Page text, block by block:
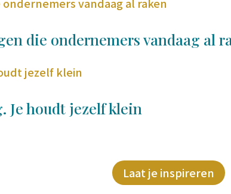
die ondernemers vandaag al
Je houdt jezelf klein
Laat je inspireren